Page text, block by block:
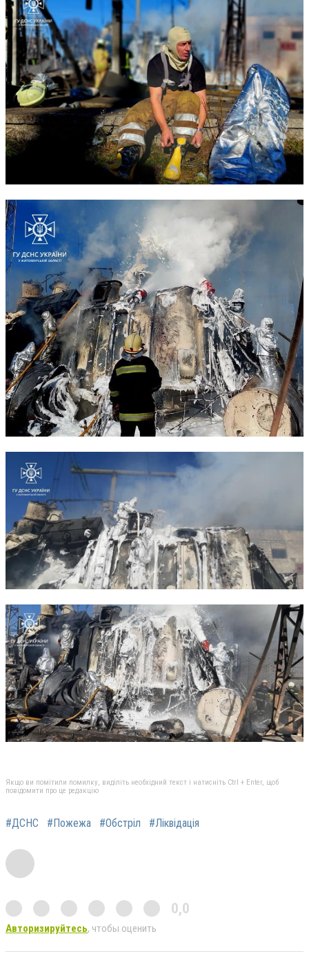
Якщо ви помітили помилку, виділіть необхідний текст і натисніть Ctrl + Enter, щоб
повідомити про це редакцію
#ДСНС #Пожежа #Обстріл #Ліквідація
0,0
Авторизируйтесь, чтобы оценить